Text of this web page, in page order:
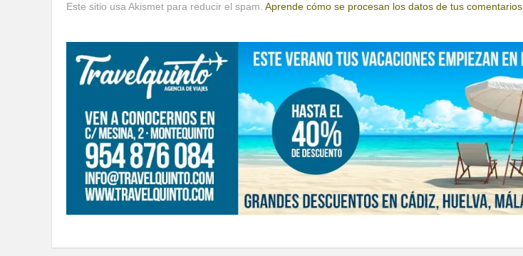
Este sitio usa Akismet para reducir el spam. Aprende cómo se procesan los datos de tus comentarios.